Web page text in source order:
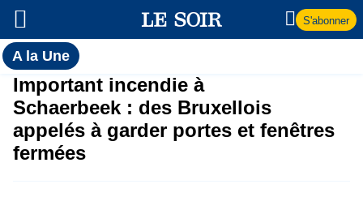
S'abonner
A la UneToutes
l'actualité
du Soir
A
la
Une
Important incendie à
Schaerbeek : des Bruxellois
appelés à garder portes et fenêtres
fermées